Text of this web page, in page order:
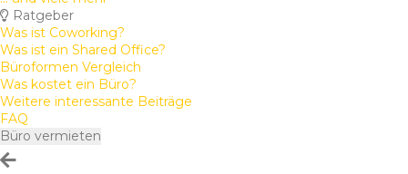
Ratgeber
Was ist Coworking?
Was ist ein Shared Office?
Büroformen Vergleich
Was kostet ein Büro?
Weitere interessante Beiträge
FAQ
Büro vermieten